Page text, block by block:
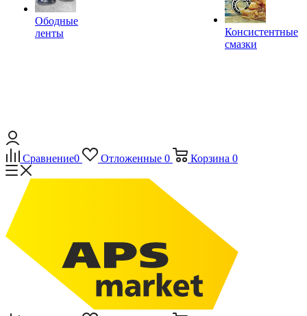
Ободные
ленты
Консистентные
смазки
Сравнение0 Отложенные 0 Корзина 0